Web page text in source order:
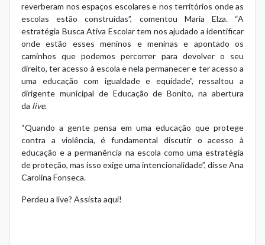
reverberam nos espaços escolares e nos territórios onde as
escolas estão construídas”, comentou Maria Elza. “A
estratégia Busca Ativa Escolar tem nos ajudado a identificar
onde estão esses meninos e meninas e apontado os
caminhos que podemos percorrer para devolver o seu
direito, ter acesso à escola e nela permanecer e ter acesso a
uma educação com igualdade e equidade”, ressaltou a
dirigente municipal de Educação de Bonito, na abertura
da live.
“Quando a gente pensa em uma educação que protege
contra a violência, é fundamental discutir o acesso à
educação e a permanência na escola como uma estratégia
de proteção, mas isso exige uma intencionalidade”, disse Ana
Carolina Fonseca.
Perdeu a live? Assista aqui!